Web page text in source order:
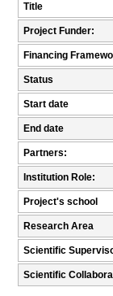
Title
Project Funder:
Financing
Status
Start date
End date
Partners:
Institution Role:
Project's school
Research Area
Scientific
Scientific